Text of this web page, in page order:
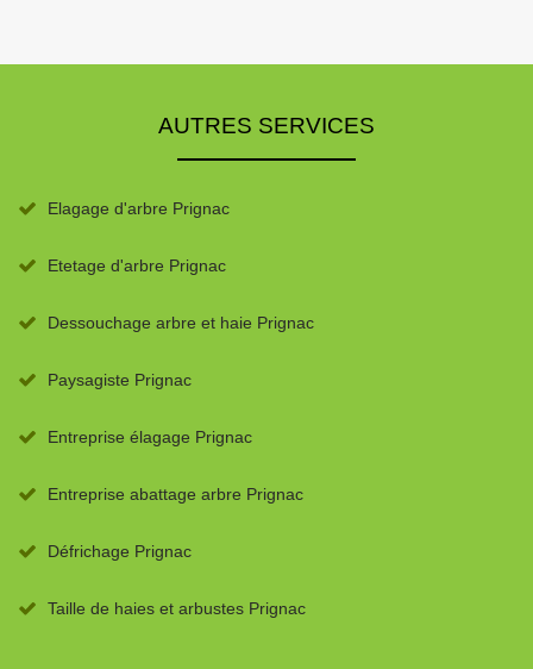
AUTRES SERVICES
Elagage d'arbre Prignac
Etetage d'arbre Prignac
Dessouchage arbre et haie Prignac
Paysagiste Prignac
Entreprise élagage Prignac
Entreprise abattage arbre Prignac
Défrichage Prignac
Taille de haies et arbustes Prignac